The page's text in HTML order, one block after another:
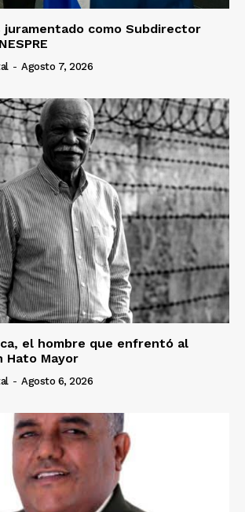
juramentado como Subdirector
- Agosto 7, 2026
el hombre que enfrentó al
Hato Mayor
- Agosto 6, 2026